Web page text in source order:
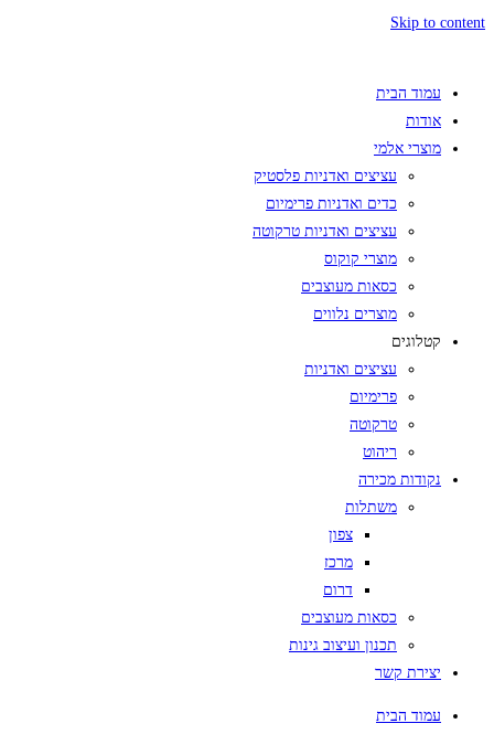
Skip to content
עמוד הבית
אודות
מוצרי אלמי
עציצים ואדניות פלסטיק
כדים ואדניות פרימיום
עציצים ואדניות טרקוטה
מוצרי קוקוס
כסאות מעוצבים
מוצרים נלווים
קטלוגים
עציצים ואדניות
פרימיום
טרקוטה
ריהוט
נקודות מכירה
משתלות
צפון
מרכז
דרום
כסאות מעוצבים
תכנון ועיצוב גינות
יצירת קשר
עמוד הבית